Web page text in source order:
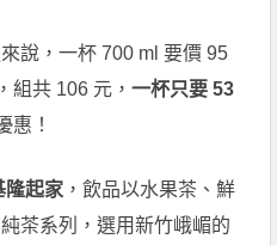
說，一杯 700 ml 要價 95
組共 106 元，一杯只要 53
惠！
隆起家 ，飲品以水果茶、鮮
茶系列，選用新竹峨嵋的